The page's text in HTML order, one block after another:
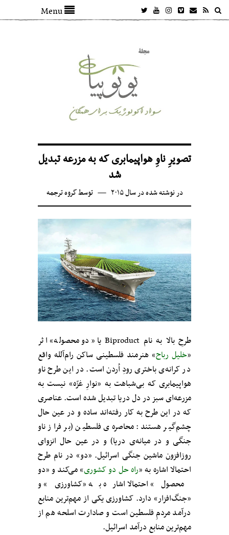
Menu
تصویرِ ناوِ هواپیمابری که به مزرعه تبدیل
شد
درنوشته شده در سال ۲۰۱۵ توسطگروه ترجمه
طرحِ بالا به نام Biproduct یا «دو محصوله» اثر
«خلیل رباح» هنرمند فلسطینی ساکن رام‌آلله واقع
در کرانه‌ی باختری رودِ اُردن است. در این طرح ناو
هواپیمابری که بی‌شباهت به «نوارِ غزّه»‌ نیست به
مزرعه‌ای سبز در دل دریا تبدیل شده است. عناصری
که در این طرح به کار رفته‌اند ساده و در عین حال
چشم‌گیر هستند: محاصره‌ی فلسطین (بر فراز ناو
جنگی و در میانه‌ی دریا) و در عین حال انزوای
روزافزون ماشین جنگی اسرائیل. «دو» در نام طرح
احتمالا اشاره به «راه حل دو کشوری» می‌کند و «دو
محصول» احتمالا اشاره به «کشاورزی» و
«جنگ‌افزار» دارد. کشاورزی یکی از مهم‌ترین منابع
درآمد مردمِ فلسطین است و صادارت اسلحه هم از
مهم‌ترین منابع درآمد اسرائیل.